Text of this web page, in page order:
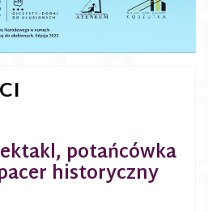
potańcówka
historyczny